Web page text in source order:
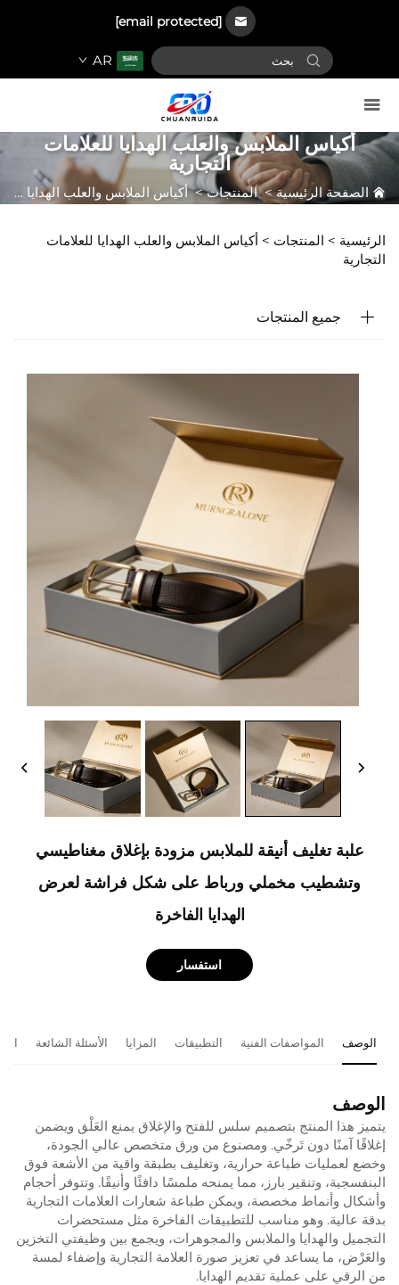
[email protected]
AR
أكياس الملابس والعلب الهدايا للعلامات
التجارية
الصفحة الرئيسية>المنتجات>أكياس الملابس والعلب الهدايا للعلامات التجارية
الرئيسية > المنتجات > أكياس الملابس والعلب الهدايا للعلامات
التجارية
جميع المنتجات
علبة تغليف أنيقة للملابس مزودة بإغلاق مغناطيسي
وتشطيب مخملي ورباط على شكل فراشة لعرض
الهدايا الفاخرة
استفسار
الوصف المواصفات الفنية التطبيقات المزايا الأسئلة الشائعة
الوصف
يتميز هذا المنتج بتصميم سلس للفتح والإغلاق يمنع العَلْق ويضمن
إغلاقًا آمنًا دون تَرخّي. ومصنوع من ورق متخصص عالي الجودة،
وخضع لعمليات طباعة حرارية، وتغليف بطبقة واقية من الأشعة فوق
البنفسجية، وتنقير بارز، مما يمنحه ملمسًا دافئًا وأنيقًا. وتتوفر أحجام
وأشكال وأنماط مخصصة، ويمكن طباعة شعارات العلامات التجارية
بدقة عالية. وهو مناسب للتطبيقات الفاخرة مثل مستحضرات
التجميل والهدايا والملابس والمجوهرات، ويجمع بين وظيفتي التخزين
والعَرْض، ما يساعد في تعزيز صورة العلامة التجارية وإضفاء لمسة
من الرقي على عملية تقديم الهدايا.